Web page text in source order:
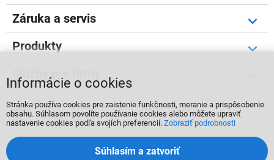
Záruka a servis
Produkty
Služby pre firmy
  
Informácie o cookies
Stránka používa cookies pre zaistenie funkčnosti, meranie a prispôsobenie
obsahu. Súhlasom povolíte používanie cookies alebo môžete upraviť
nastavenie cookies podľa svojích preferencií. Zobraziť podrobnosti
Súhlasím a zatvoriť